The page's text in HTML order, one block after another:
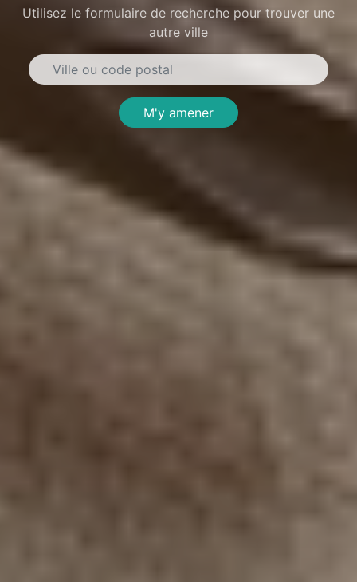
Utilisez le formulaire de recherche pour trouver une
autre ville
M'y amener